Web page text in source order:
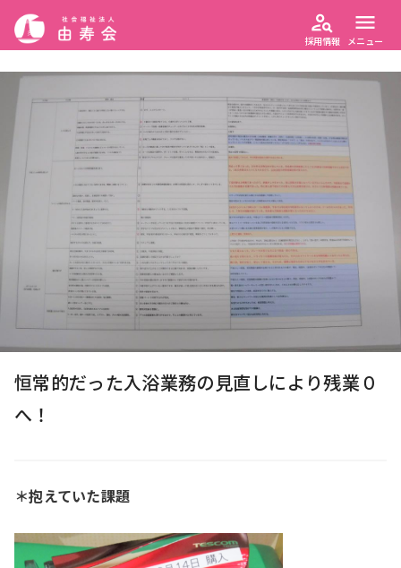
person_search
採用情報
menu
メニュー
恒常的だった入浴業務の見直しにより残業０
へ！
＊抱えていた課題